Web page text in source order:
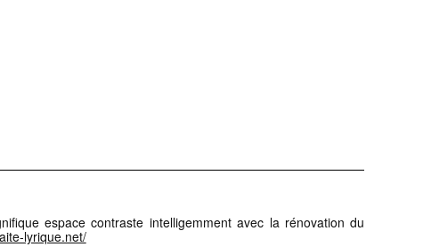
espace contraste intelligemment avec la rénovation du
lyrique.net/